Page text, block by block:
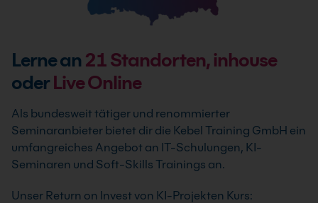
Lerne an 21Standorten, inhouse
oderLive Online
Als bundesweit tätiger und renommierter
Seminaranbieter bietet dir die Kebel Training GmbH ein
umfangreiches Angebot an IT-Schulungen, KI-
Seminaren und Soft-Skills Trainings an.
Unser Return on Invest von KI-Projekten Kurs: